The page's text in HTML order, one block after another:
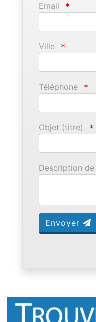
Email *
Ville *
Téléphone *
Objet (titre) *
Description
Envoyer